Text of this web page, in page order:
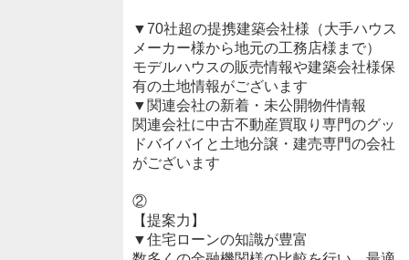
▼70社超の提携建築会社様（大手ハウス
メーカー様から地元の工務店様まで）
モデルハウスの販売情報や建築会社様保
有の土地情報がございます
▼関連会社の新着・未公開物件情報
関連会社に中古不動産買取り専門のグッ
ドバイバイと土地分譲・建売専門の会社
がございます
②
【提案力】
▼住宅ローンの知識が豊富